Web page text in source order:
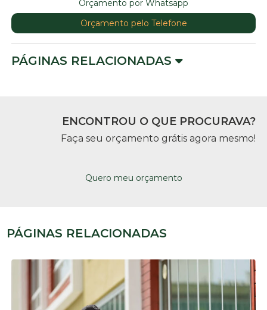
Orçamento por Whatsapp
Orçamento pelo Telefone
PÁGINAS RELACIONADAS
ENCONTROU O QUE PROCURAVA?
Faça seu orçamento grátis agora mesmo!
Quero meu orçamento
PÁGINAS RELACIONADAS